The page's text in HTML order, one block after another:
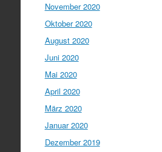
November 2020
Oktober 2020
August 2020
Juni 2020
Mai 2020
April 2020
März 2020
Januar 2020
Dezember 2019